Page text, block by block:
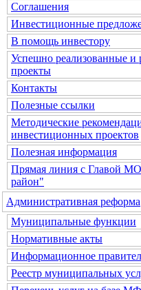
Соглашения
Инвестиционные
В помощь инвестору
Успешно реализованные и
проекты
Контакты
Полезные ссылки
Методические
инвестиционных проектов
Полезная информация
Прямая линия с Главой
район"
Административная реформа
Муниципальные функции
Нормативные акты
Информационное
Реестр муниципальных